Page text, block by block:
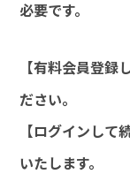
必要です。
【有料会員登録
ださい。
【ログインし
いたします。